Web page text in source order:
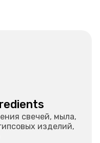
свечей, мыла,
изделий,